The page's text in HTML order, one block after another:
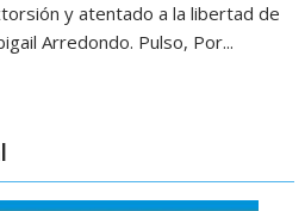
y atentado a la libertad de
Arredondo. Pulso, Por...